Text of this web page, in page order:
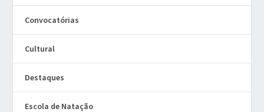
Convocatórias
Cultural
Destaques
Escola de Natação